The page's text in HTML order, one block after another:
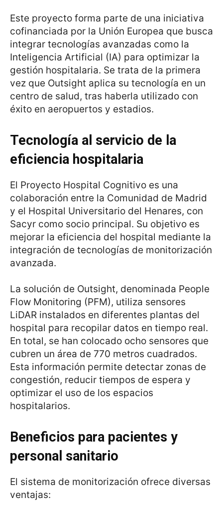
Este proyecto forma parte de una iniciativa
cofinanciada por la Unión Europea que busca
integrar tecnologías avanzadas como la
Inteligencia Artificial (IA) para optimizar la
gestión hospitalaria. Se trata de la primera
vez que Outsight aplica su tecnología en un
centro de salud, tras haberla utilizado con
éxito en aeropuertos y estadios.
Tecnología al servicio de la
eficiencia hospitalaria
El Proyecto Hospital Cognitivo es una
colaboración entre la Comunidad de Madrid
y el Hospital Universitario del Henares, con
Sacyr como socio principal. Su objetivo es
mejorar la eficiencia del hospital mediante la
integración de tecnologías de monitorización
avanzada.
La solución de Outsight, denominada People
Flow Monitoring (PFM), utiliza sensores
LiDAR instalados en diferentes plantas del
hospital para recopilar datos en tiempo real.
En total, se han colocado ocho sensores que
cubren un área de 770 metros cuadrados.
Esta información permite detectar zonas de
congestión, reducir tiempos de espera y
optimizar el uso de los espacios
hospitalarios.
Beneficios para pacientes y
personal sanitario
El sistema de monitorización ofrece diversas
ventajas: